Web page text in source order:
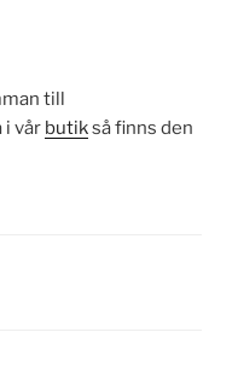
till
i vår butikså finns den